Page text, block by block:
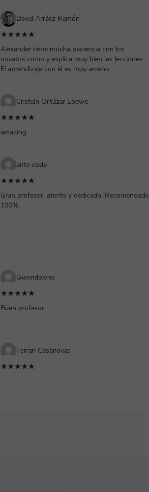
David Arráez Ramón
★★★★★
Alexander tiene mucha paciencia con los
novatos como y explica muy bien las lecciones.
El aprendizaje con él es muy ameno.
Cristián Ortúzar Loewe
★★★★★
amazing
anto code
★★★★★
Gran profesor, atento y dedicado. Recomendado
100%.
Gwendolyne
★★★★★
Buen profesor
Ferran Casanovas
★★★★★